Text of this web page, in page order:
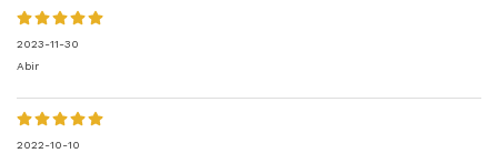
2023-11-30
Abir
2022-10-10